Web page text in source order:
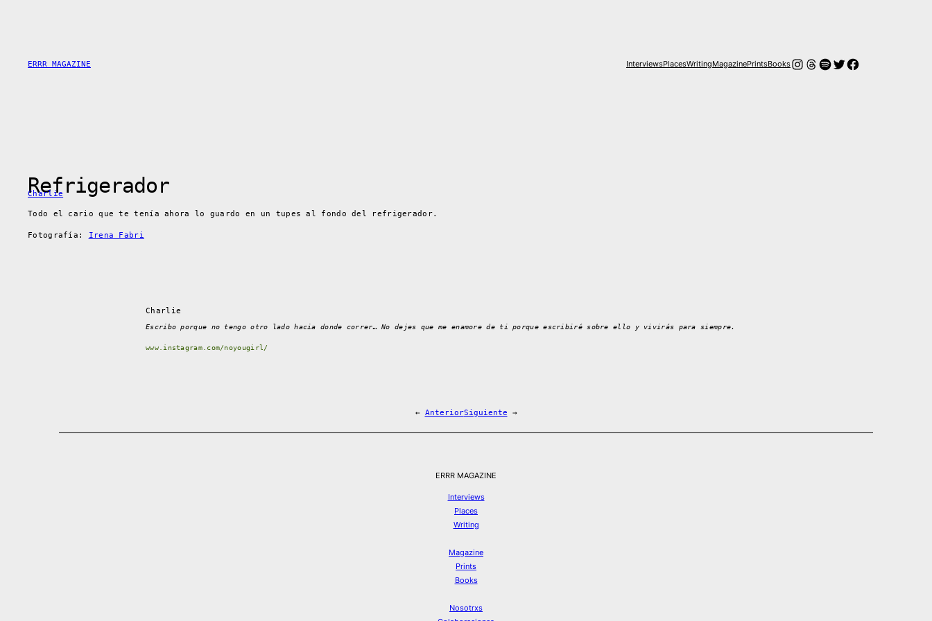
ERRR MAGAZINE InterviewsPlacesWritingMagazinePrintsBooksInstagram
Hilos
Spotify
Twitter
Facebook
Refrigerador
Charlie
Todo el cario que te tenía ahora lo guardo en un tupes al fondo del refrigerador.
Fotografía: Irena Fabri
Charlie
Escribo porque no tengo otro lado hacia donde correr… No dejes que me enamore de ti porque escribiré sobre ello y vivirás para siempre.
www.instagram.com/noyougirl/
← AnteriorSiguiente →
ERRR MAGAZINE
Interviews
Places
Writing
Magazine
Prints
Books
Nosotrxs